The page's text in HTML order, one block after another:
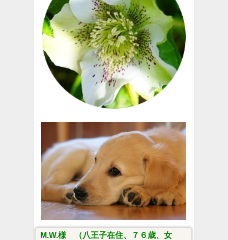
M.W.様
（八王子在住、７６歳、女